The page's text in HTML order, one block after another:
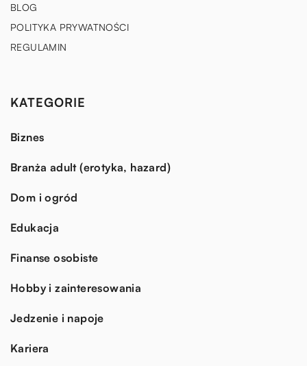
BLOG
POLITYKA PRYWATNOŚCI
REGULAMIN
KATEGORIE
Biznes
Branża adult (erotyka, hazard)
Dom i ogród
Edukacja
Finanse osobiste
Hobby i zainteresowania
Jedzenie i napoje
Kariera